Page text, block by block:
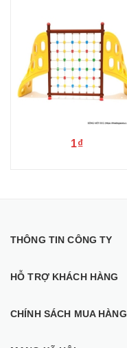
1₫
THÔNG TIN CÔNG TY
HỖ TRỢ KHÁCH HÀNG
CHÍNH SÁCH MUA HÀNG